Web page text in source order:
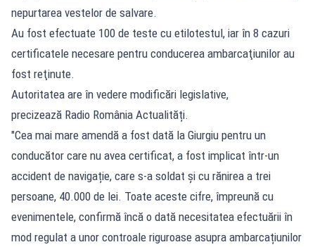
nepurtarea vestelor de salvare.
Au fost efectuate 100 de teste cu etilotestul, iar în 8 cazuri
certificatele necesare pentru conducerea ambarcaţiunilor au
fost reţinute.
Autoritatea are în vedere modificări legislative,
precizează Radio România Actualități.
"Cea mai mare amendă a fost dată la Giurgiu pentru un
conducător care nu avea certificat, a fost implicat într-un
accident de navigație, care s-a soldat și cu rănirea a trei
persoane, 40.000 de lei. Toate aceste cifre, împreună cu
evenimentele, confirmă încă o dată necesitatea efectuării în
mod regulat a unor controale riguroase asupra ambarcațiunilor